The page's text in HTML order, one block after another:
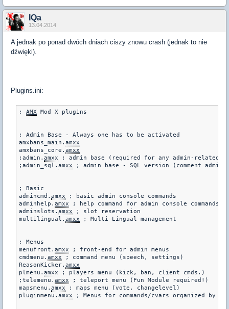
IQa
13.04.2014
A jednak po ponad dwóch dniach ciszy znowu crash (jednak to nie
dźwięki).
Plugins.ini:
; AMX Mod X plugins
; Admin Base - Always one has to be activated
amxbans_main. amxx
amxbans_core. amxx
;admin. amxx ; admin base (required for any admin-related)
;admin_sql. amxx ; admin base - SQL version (comment admin.
; Basic
admincmd. amxx ; basic admin console commands
adminhelp. amxx ; help command for admin console commands
adminslots. amxx ; slot reservation
multilingual. amxx ; Multi-Lingual management
; Menus
menufront. amxx ; front-end for admin menus
cmdmenu. amxx ; command menu (speech, settings)
ReasonKicker. amxx
plmenu. amxx ; players menu (kick, ban, client cmds.)
;telemenu. amxx ; teleport menu (Fun Module required!)
mapsmenu. amxx ; maps menu (vote, changelevel)
pluginmenu. amxx ; Menus for commands/cvars organized by